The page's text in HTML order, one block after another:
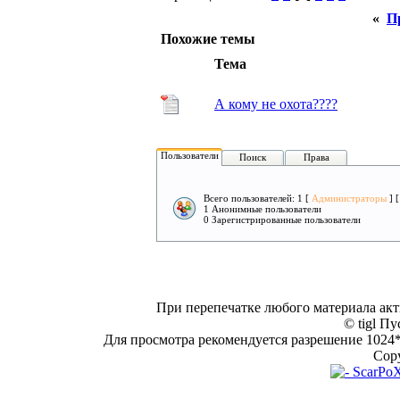
«
Похожие темы
Тема
А кому не охота????
Пользователи Поиск Права
Всего пользователей: 1 [ Администраторы ]
1 Анонимные пользователи
0 Зарегистрированные пользователи
При перепечатке любого материала
© tigl
Для просмотра рекомендуется разрешение